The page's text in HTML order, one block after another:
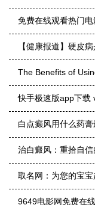
免费在线观看热门
【健康报道】硬皮
The Benefits of
快手极速版app下载
白点癫风用什么药
治白癜风：重拾自
取名网：为您的宝
9649电影网免费在